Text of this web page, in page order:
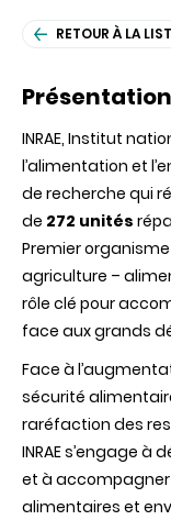
RETOUR À LA
Présentation
INRAE, Institut
l’alimentation et
de recherche qui
de 272 unités
Premier
agriculture –
rôle clé pour
face aux grands
Face à
sécurité
raréfaction des
INRAE s’engage
et à accompagner
alimentaires et